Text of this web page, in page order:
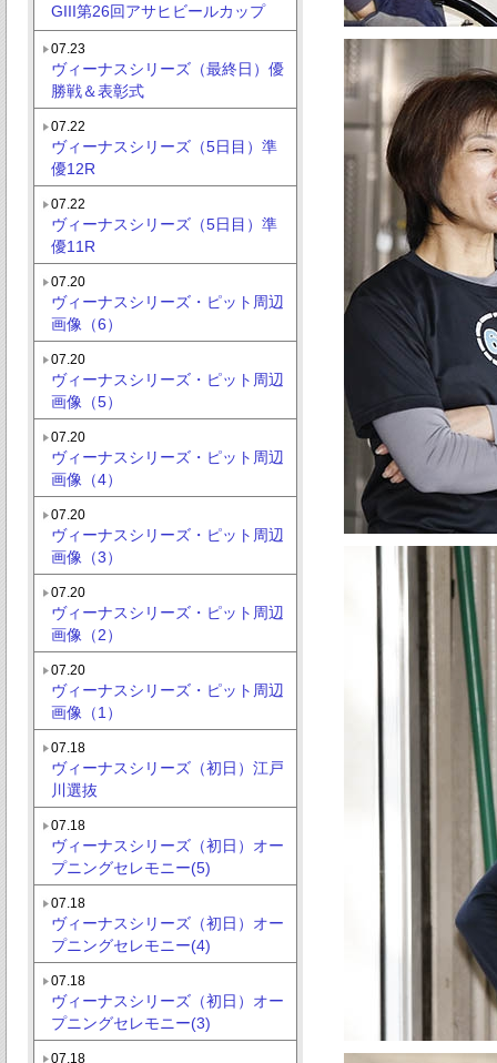
GIII第26回アサヒビールカップ
07.23
ヴィーナスシリーズ（最終日）優
勝戦＆表彰式
07.22
ヴィーナスシリーズ（5日目）準
優12R
07.22
ヴィーナスシリーズ（5日目）準
優11R
07.20
ヴィーナスシリーズ・ピット周辺
画像（6）
07.20
ヴィーナスシリーズ・ピット周辺
画像（5）
07.20
ヴィーナスシリーズ・ピット周辺
画像（4）
07.20
ヴィーナスシリーズ・ピット周辺
画像（3）
07.20
ヴィーナスシリーズ・ピット周辺
画像（2）
07.20
ヴィーナスシリーズ・ピット周辺
画像（1）
07.18
ヴィーナスシリーズ（初日）江戸
川選抜
07.18
ヴィーナスシリーズ（初日）オー
プニングセレモニー(5)
07.18
ヴィーナスシリーズ（初日）オー
プニングセレモニー(4)
07.18
ヴィーナスシリーズ（初日）オー
プニングセレモニー(3)
07.18